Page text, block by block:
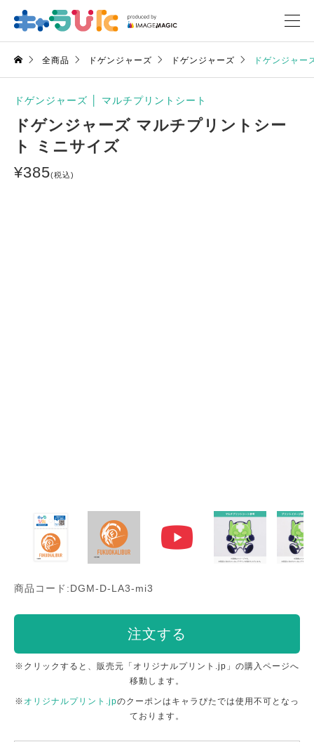
全商品 ドゲンジャーズ ドゲンジャーズ ドゲンジャー
ドゲンジャーズ マルチプリントシート
ドゲンジャーズ マルチプリントシー
ト ミニサイズ
¥385(税込)
商品コード:DGM-D-LA3-mi3
注文する
※クリックすると、販売元「オリジナルプリント.jp」の購入ページへ
移動します。
※ オリジナルプリント.jpのクーポンはキャラぴたでは使用不可となっ
ております。